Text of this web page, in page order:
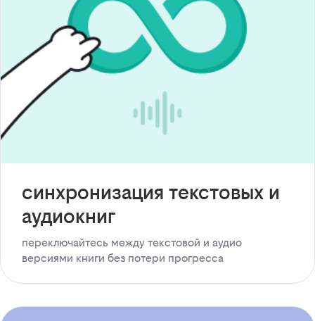
синхронизация текстовых и
аудиокниг
переключайтесь между текстовой и аудио
версиями книги без потери прогресса